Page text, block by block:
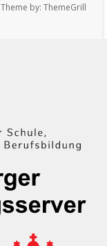
Theme by:ThemeGrill